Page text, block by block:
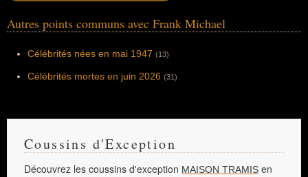
Autres points communs avec Frank Michael
Célébrités nées en mai 1947 (13)
Célébrités mortes en juin 2026 (31)
Coussins d'Exception
Découvrez les coussins d'exception MAISON TRAMIS en